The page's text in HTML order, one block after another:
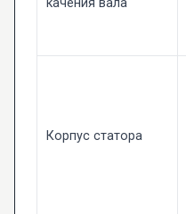
Корпус статора